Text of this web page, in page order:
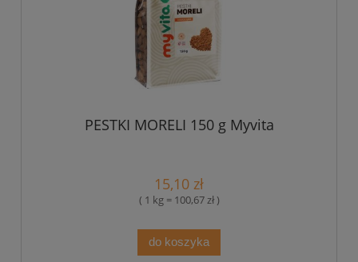
PESTKI MORELI 150 g Myvita
15,10 zł
( 1 kg = 100,67 zł )
do koszyka